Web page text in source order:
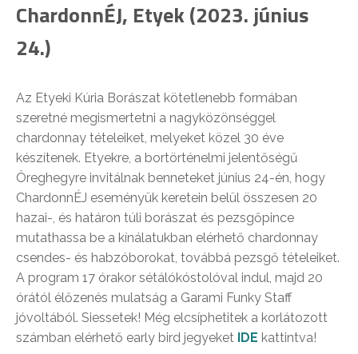
ChardonnÉJ, Etyek (2023. június
24.)
Az Etyeki Kúria Borászat kötetlenebb formában
szeretné megismertetni a nagyközönséggel
chardonnay tételeiket, melyeket közel 30 éve
készítenek. Etyekre, a bortörténelmi jelentőségű
Öreghegyre invitálnak benneteket június 24-én, hogy
ChardonnÉJ eseményük keretein belül összesen 20
hazai-, és határon túli borászat és pezsgőpince
mutathassa be a kínálatukban elérhető chardonnay
csendes- és habzóborokat, továbbá pezsgő tételeiket.
A program 17 órakor sétálókóstolóval indul, majd 20
órától élőzenés mulatság a Garami Funky Staff
jóvoltából. Siessetek! Még elcsíphetitek a korlátozott
számban elérhető early bird jegyeket IDE kattintva!